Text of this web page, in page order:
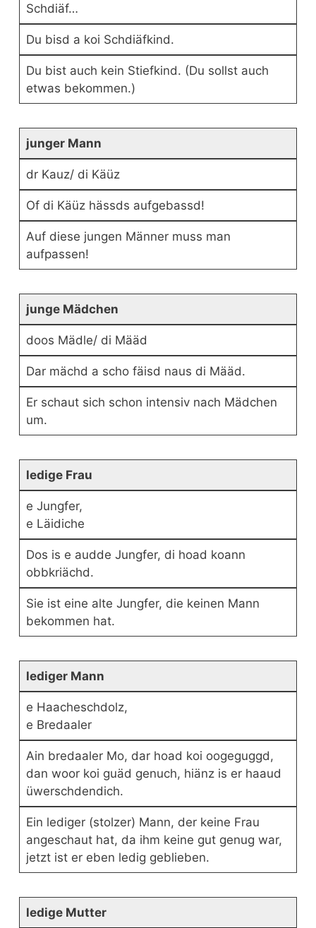
Schdiäf…
Du bisd a koi Schdiäfkind.
Du bist auch kein Stiefkind. (Du sollst auch
etwas bekommen.)
junger Mann
dr Kauz/ di Käüz
Of di Käüz hässds aufgebassd!
Auf diese jungen Männer muss man
aufpassen!
junge Mädchen
doos Mädle/ di Määd
Dar mächd a scho fäisd naus di Määd.
Er schaut sich schon intensiv nach Mädchen
um.
ledige Frau
e Jungfer,
e Läidiche
Dos is e audde Jungfer, di hoad koann
obbkriächd.
Sie ist eine alte Jungfer, die keinen Mann
bekommen hat.
lediger Mann
e Haacheschdolz,
e Bredaaler
Ain bredaaler Mo, dar hoad koi oogeguggd,
dan woor koi guäd genuch, hiänz is er haaud
üwerschdendich.
Ein lediger (stolzer) Mann, der keine Frau
angeschaut hat, da ihm keine gut genug war,
jetzt ist er eben ledig geblieben.
ledige Mutter